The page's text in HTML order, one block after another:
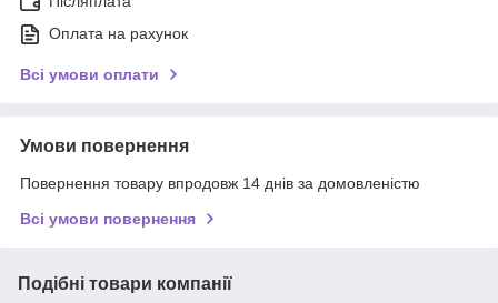
Оплата на рахунок
Всі умови оплати
Умови повернення
Повернення товару впродовж 14 днів за домовленістю
Всі умови повернення
Подібні товари компанії